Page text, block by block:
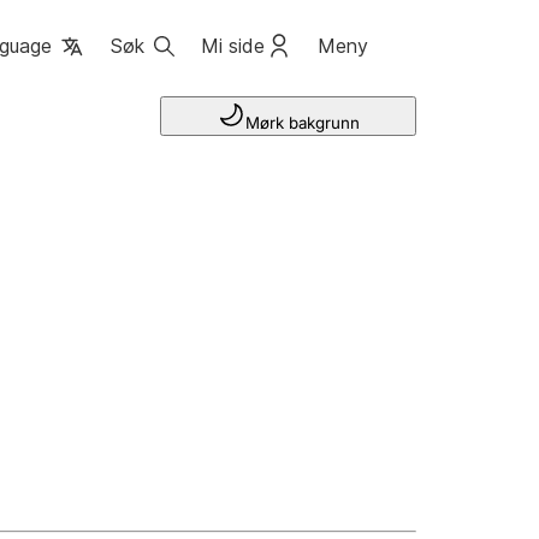
Søk Mi side Meny
Mørk bakgrunn